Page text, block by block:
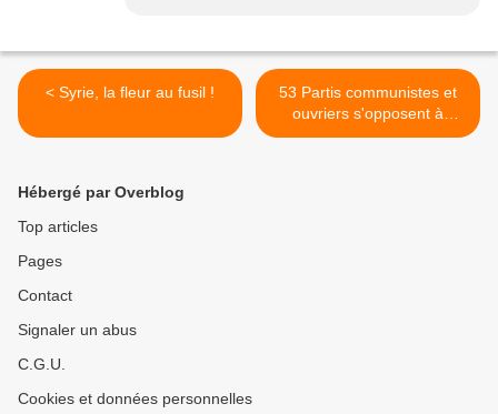
< Syrie, la fleur au fusil !
53 Partis communistes et
ouvriers s'opposent à
l'intervention militaire
Hébergé par Overblog
Top articles
Pages
Contact
Signaler un abus
C.G.U.
Cookies et données personnelles